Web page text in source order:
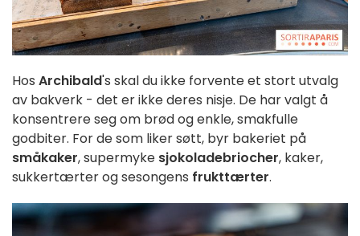
Hos Archibald's skal du ikke forvente et stort utvalg
av bakverk - det er ikke deres nisje. De har valgt å
konsentrere seg om brød og enkle, smakfulle
godbiter. For de som liker søtt, byr bakeriet på
småkaker, supermyke sjokoladebriocher, kaker,
sukkertærter og sesongens frukttærter.